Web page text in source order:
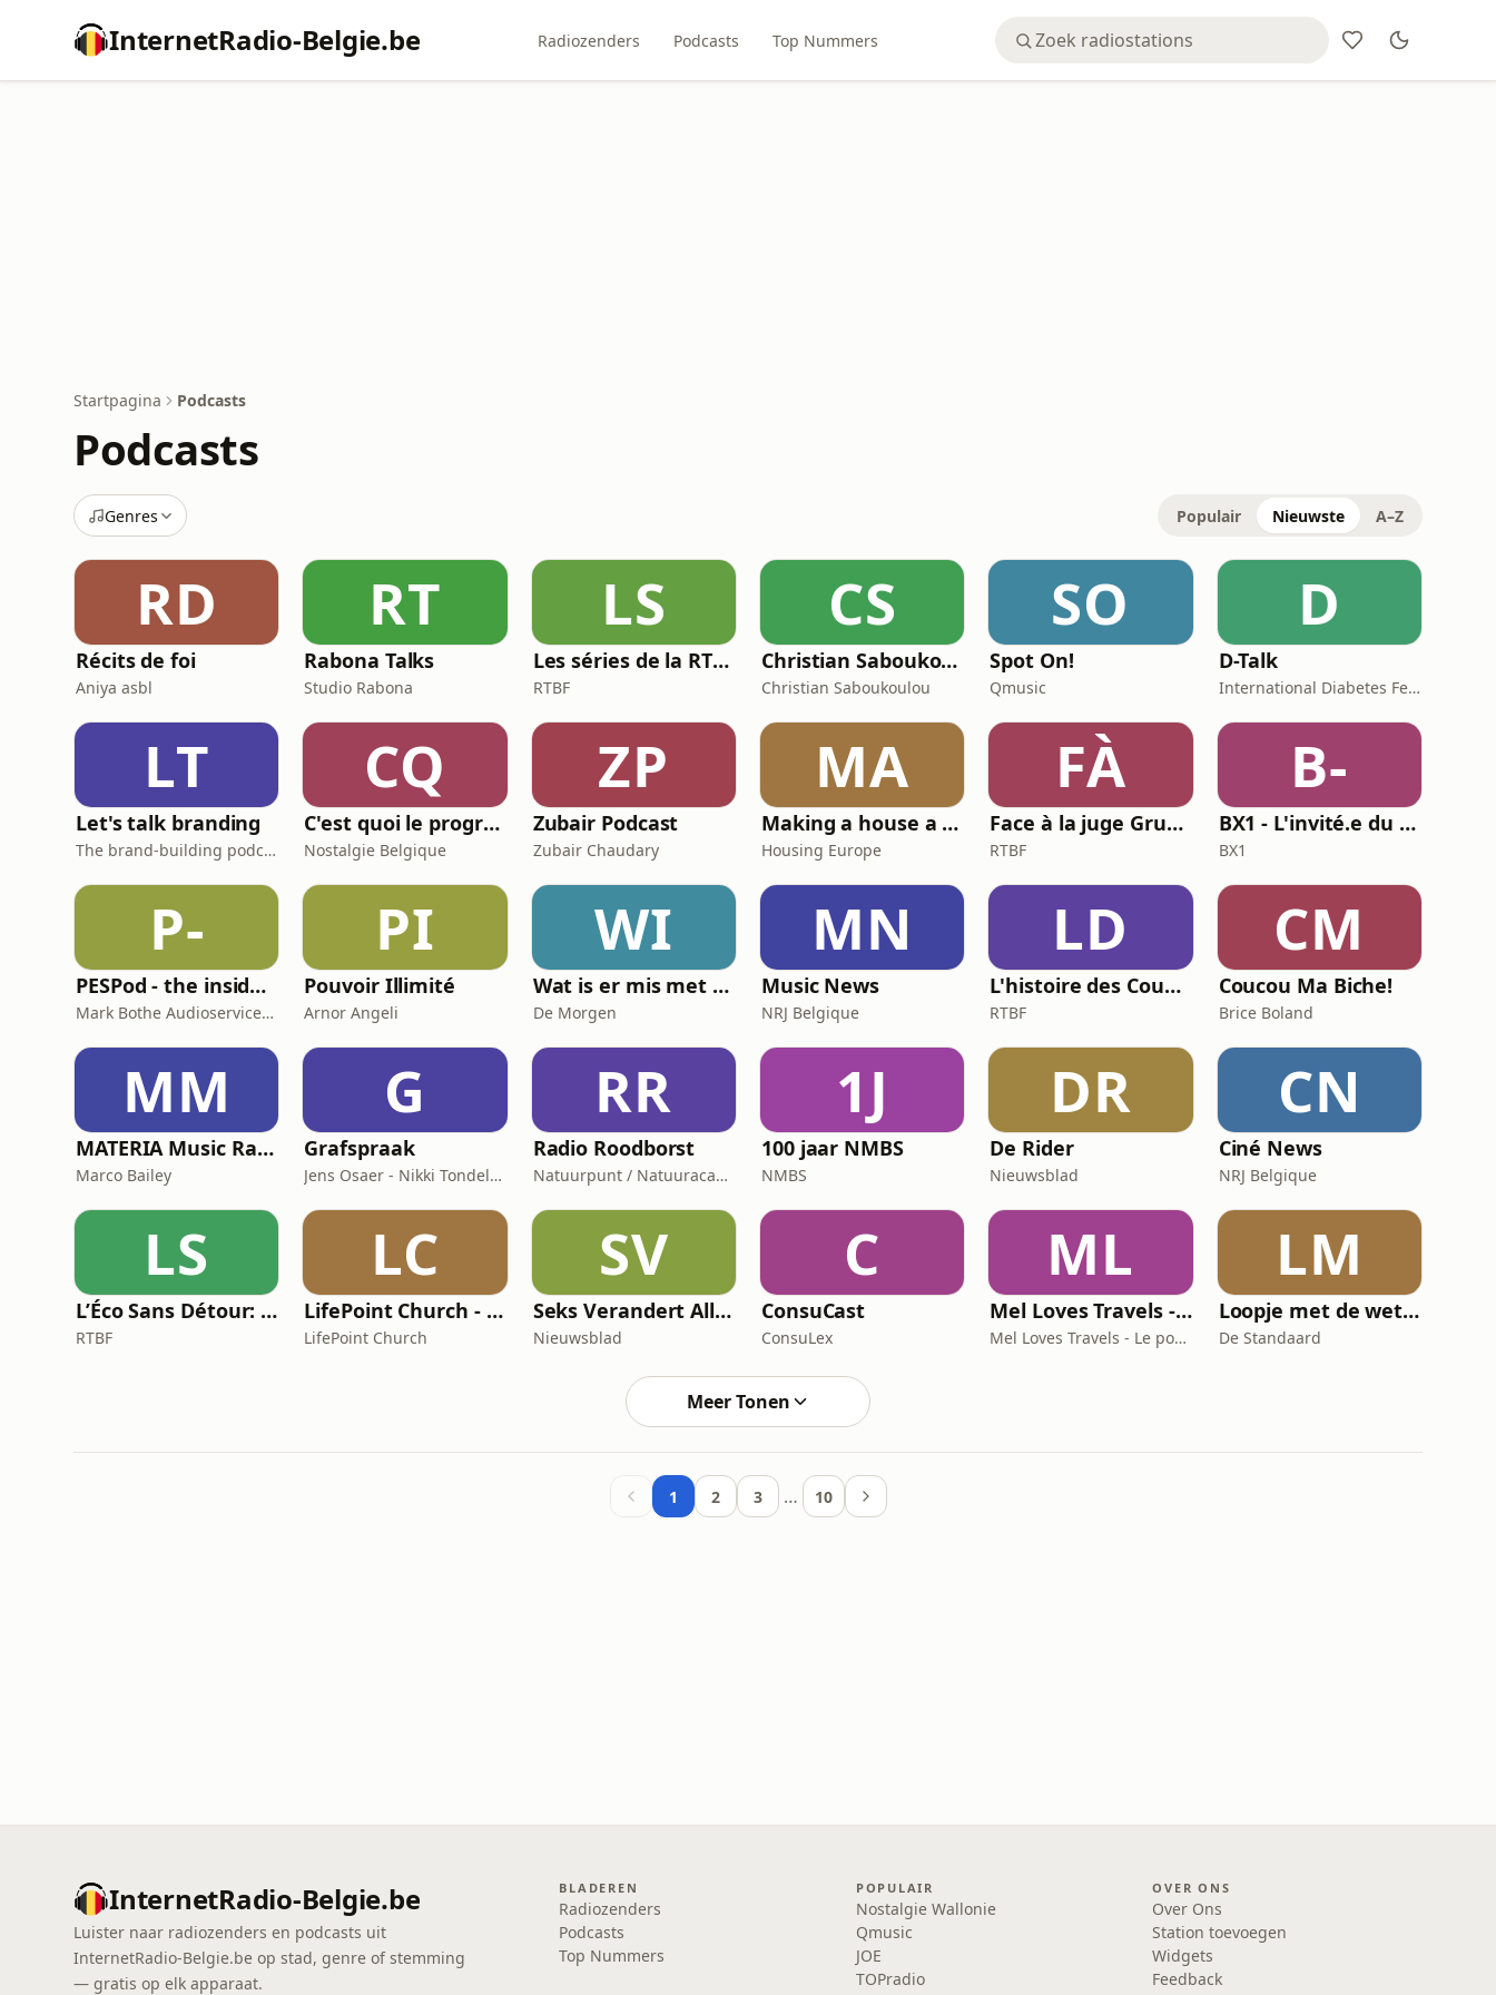
InternetRadio-Belgie.be Radiozenders Podcasts Top Nummers
Startpagina Podcasts
Podcasts
Genres Populair Nieuwste A–Z
RD
Récits de foi
Aniya asbl
RT
Rabona Talks
Studio Rabona
LS
Les séries de la RTBF : Histoire(s)
RTBF
CS
Christian Saboukoulou
Christian Saboukoulou
SO
Spot On!
Qmusic
D
D-Talk
International Diabetes Federation
LT
Let's talk branding
The brand-building podcast by Stef Hamerlinck
CQ
C'est quoi le programme au cinéma ?
Nostalgie Belgique
ZP
Zubair Podcast
Zubair Chaudary
MA
Making a house a home
Housing Europe
FÀ
Face à la juge Gruwez
RTBF
B-
BX1 - L'invité.e du Brunch
BX1
P-
PESPod - the insiders' guide to the EU labour market
Mark Bothe Audioservices, European PES Network, David Poyser
PI
Pouvoir Illimité
Arnor Angeli
WI
Wat is er mis met mij?
De Morgen
MN
Music News
NRJ Belgique
LD
L'histoire des Coupes du Monde, la géopolitique du ballon rond
RTBF
CM
Coucou Ma Biche!
Brice Boland
MM
MATERIA Music Radio Show by Marco Bailey
Marco Bailey
G
Grafspraak
Jens Osaer - Nikki Tondeleir
RR
Radio Roodborst
Natuurpunt / Natuuracademie
1J
100 jaar NMBS
NMBS
DR
De Rider
Nieuwsblad
CN
Ciné News
NRJ Belgique
LS
L’Éco Sans Détour: l'actualité économique
RTBF
LC
LifePoint Church - Campus de Bruxelles
LifePoint Church
SV
Seks Verandert Alles
Nieuwsblad
C
ConsuCast
ConsuLex
ML
Mel Loves Travels - Le podcast belge du voyage
Mel Loves Travels - Le podcast belge du voyage
LM
Loopje met de wetenschap
De Standaard
Meer Tonen
1 2 3 … 10
InternetRadio-Belgie.be
Luister naar radiozenders en podcasts uit
InternetRadio-Belgie.be op stad, genre of stemming
— gratis op elk apparaat.
BLADEREN
Radiozenders
Podcasts
Top Nummers
POPULAIR
Nostalgie Wallonie
Qmusic
JOE
TOPradio
OVER ONS
Over Ons
Station toevoegen
Widgets
Feedback